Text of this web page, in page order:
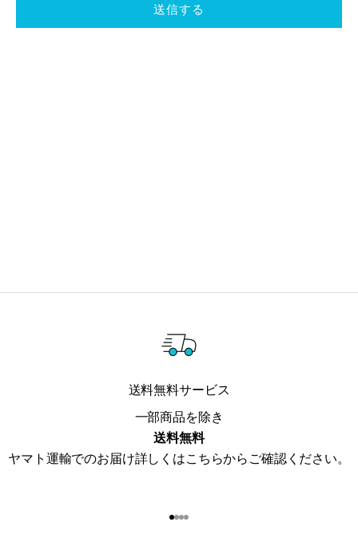
送信する
送料無料サービス
一部商品を除き
送料無料
ヤマト運輸でのお届け詳しくはこちらからご確認ください。
I18n Error: Missing
I18n Error: Missing
I18n Error: Missing
I18n Error: Missing